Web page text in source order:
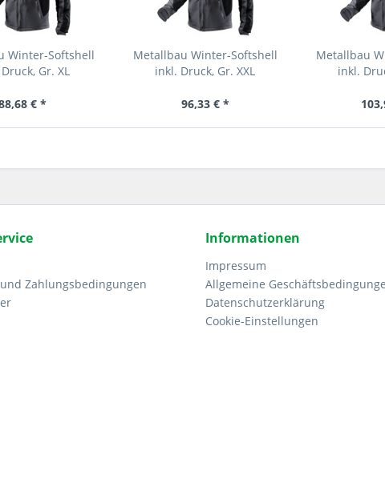
Winter-Softshell
Gr. XL
€ *
Metallbau Winter-Softshell
inkl. Druck, Gr. XXL
96,33 € *
Metallbau
inkl.
Zahlungsbedingungen
Informationen
Impressum
Allgemeine
Datenschutzerklärung
Cookie-Einstellungen